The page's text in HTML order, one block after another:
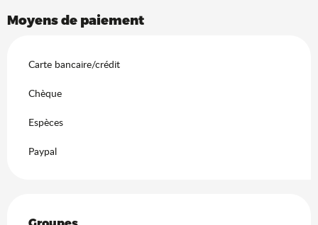
Moyens de paiement
Carte bancaire/crédit
Chèque
Espèces
Paypal
Groupes
Groupes